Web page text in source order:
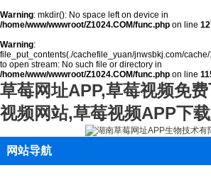
Warning: mkdir(): No space left on device in
/home/www/wwwroot/Z1024.COM/func.php on line
Warning:
file_put_contents(./cachefile_yuan/jnwsbkj.com/
to open stream: No such file or directory in
/home/www/wwwroot/Z1024.COM/func.php on line
草莓网址APP,草莓视频免
视频网站,草莓视频APP下载
网站导航